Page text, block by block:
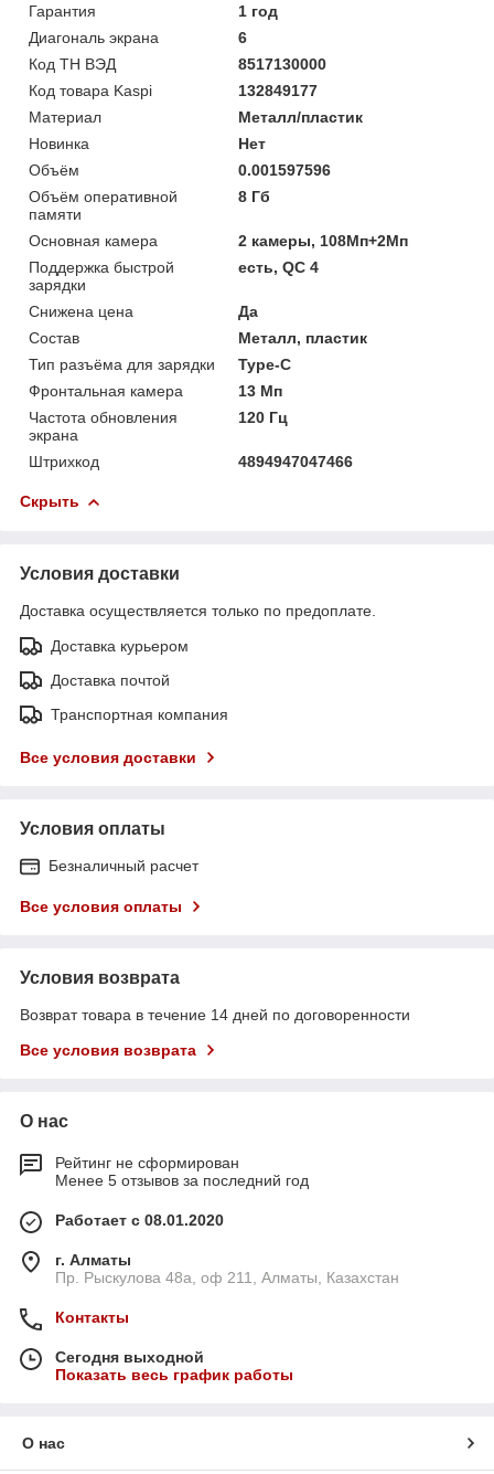
Гарантия
1 год
Диагональ экрана
6
Код ТН ВЭД
8517130000
Код товара Kaspi
132849177
Материал
Металл/пластик
Новинка
Нет
Объём
0.001597596
Объём оперативной
памяти
8 Гб
Основная камера
2 камеры, 108Мп+2Мп
Поддержка быстрой
зарядки
есть, QC 4
Снижена цена
Да
Состав
Металл, пластик
Тип разъёма для зарядки
Type-C
Фронтальная камера
13 Мп
Частота обновления
экрана
120 Гц
Штрихкод 4894947047466
Скрыть
Условия доставки
Доставка осуществляется только по предоплате.
Доставка курьером
Доставка почтой
Транспортная компания
Все условия доставки
Условия оплаты
Безналичный расчет
Все условия оплаты
Условия возврата
Возврат товара в течение 14 дней по договоренности
Все условия возврата
О нас
Рейтинг не сформирован
Менее 5 отзывов за последний год
Работает с 08.01.2020
г. Алматы
Пр. Рыскулова 48а, оф 211, Алматы, Казахстан
Контакты
Сегодня выходной
Показать весь график работы
О нас